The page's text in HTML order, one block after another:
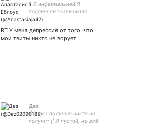
"–Я инфернальней!Я
подлинней!–завизжала
Настенька и швырнула
норвежскую голограмму.–
Ебать меня Невой,как же я
RT У меня депрессия от того, что
мои твиты никто не ворует
Дез
|| Знака получше никто не
получит || Я пустой, но всё